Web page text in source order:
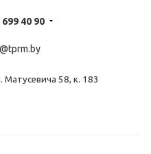
40 90
Матусевича 58, к. 183